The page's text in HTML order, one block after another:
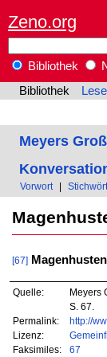
Zeno.org
Bibliothek
Bibliothek
Meyers
Vorwort |
[67] Magenhusten
Quelle:
Meyers
S. 67.
Permalink:
http://
Lizenz:
Faksimiles:
67